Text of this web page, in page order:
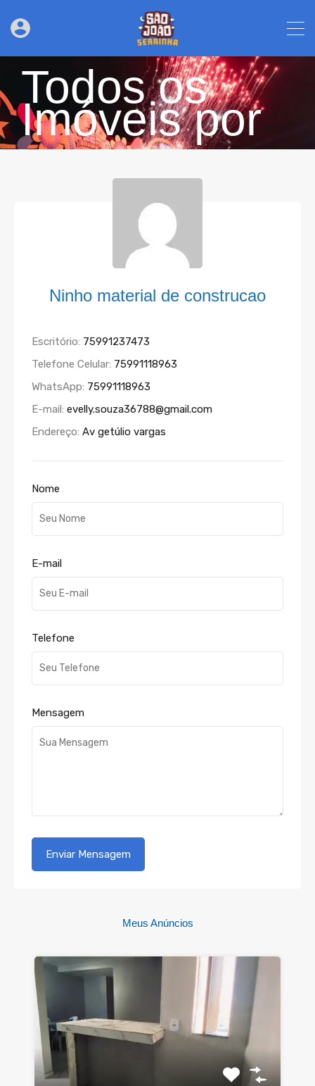
Todos os
Imóveis por
Ninho material de construcao
Escritório: 75991237473
Telefone Celular: 75991118963
WhatsApp: 75991118963
E-mail: evelly.souza36788@gmail.com
Endereço: Av getúlio vargas
Nome
E-mail
Telefone
Mensagem
Meus Anúncios